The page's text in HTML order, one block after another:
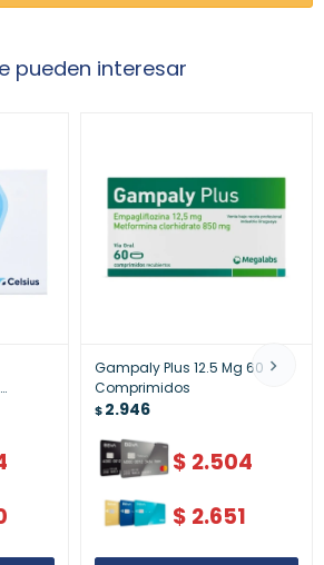
pueden interesar
Gampaly Plus 12.5 Mg 60
Comprimidos
$2.946
$ 2.504
$ 2.651